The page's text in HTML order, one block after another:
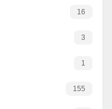
16
3
1
155